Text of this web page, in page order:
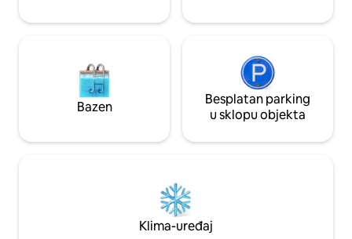
Bazen
Besplatan parking
u sklopu objekta
Klima-uređaj